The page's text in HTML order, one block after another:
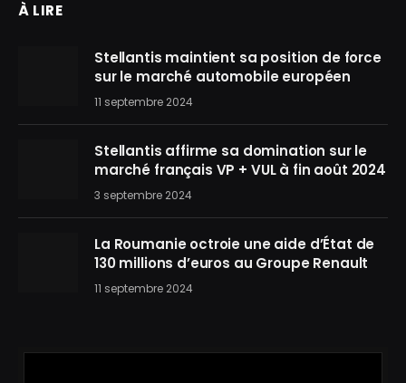
À LIRE
Stellantis maintient sa position de force
sur le marché automobile européen
11 septembre 2024
Stellantis affirme sa domination sur le
marché français VP + VUL à fin août 2024
3 septembre 2024
La Roumanie octroie une aide d’État de
130 millions d’euros au Groupe Renault
11 septembre 2024